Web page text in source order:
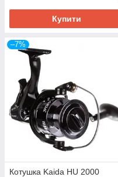
Купити
–7%
Котушка Kaida HU 2000